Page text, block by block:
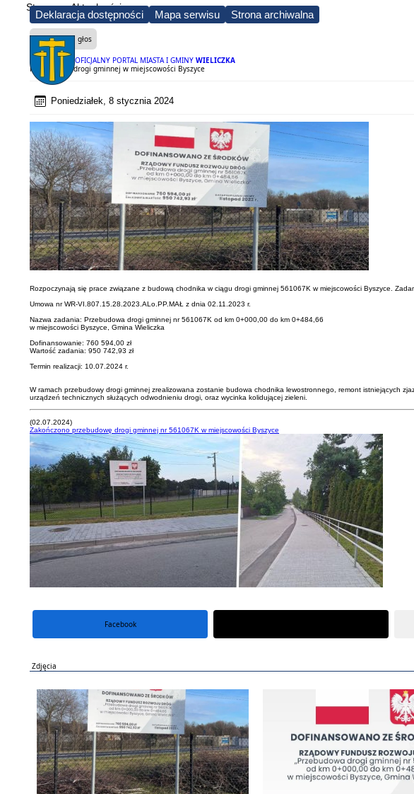
Deklaracja dostępności Mapa serwisu Strona archiwalna
OFICJALNY PORTAL MIASTA I GMINY WIELICZKA
Strona Aktualności
Czytaj na głos
Przebudowa drogi gminnej w miejscowości Byszyce
Poniedziałek, 8 stycznia 2024
Rozpoczynają się prace związane z budową chodnika w ciągu drogi gminnej 561067K w miejscowości Byszyce.
Umowa nr WR-VI.807.15.28.2023.ALo.PP.MAŁ z dnia 02.11.2023 r.
Nazwa zadania: Przebudowa drogi gminnej nr 561067K od km 0+000,00 do km 0+484,66
w miejscowości Byszyce, Gmina Wieliczka
Dofinansowanie: 760 594,00 zł
Wartość zadania: 950 742,93 zł
Termin realizacji: 10.07.2024 r.
W ramach przebudowy drogi gminnej zrealizowana zostanie budowa chodnika lewostronnego, remont istniejących
urządzeń technicznych służących odwodnieniu drogi, oraz wycinka kolidującej zieleni.
(02.07.2024)
Zakończono przebudowę drogi gminnej nr 561067K w miejscowości Byszyce
Facebook
Zdjęcia